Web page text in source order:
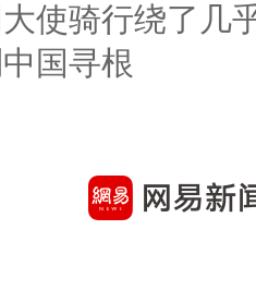
使骑行绕了几
国寻根